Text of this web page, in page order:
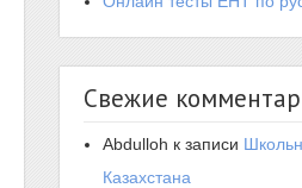
Свежие
Abdulloh к записи
Казахстана